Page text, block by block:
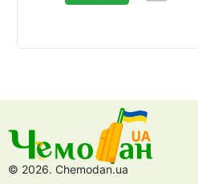
© 2026. Chemodan.ua